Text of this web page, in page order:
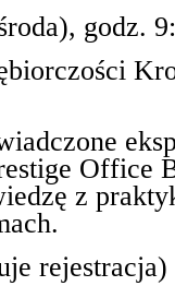
godz.
Office
z
rejestracja)